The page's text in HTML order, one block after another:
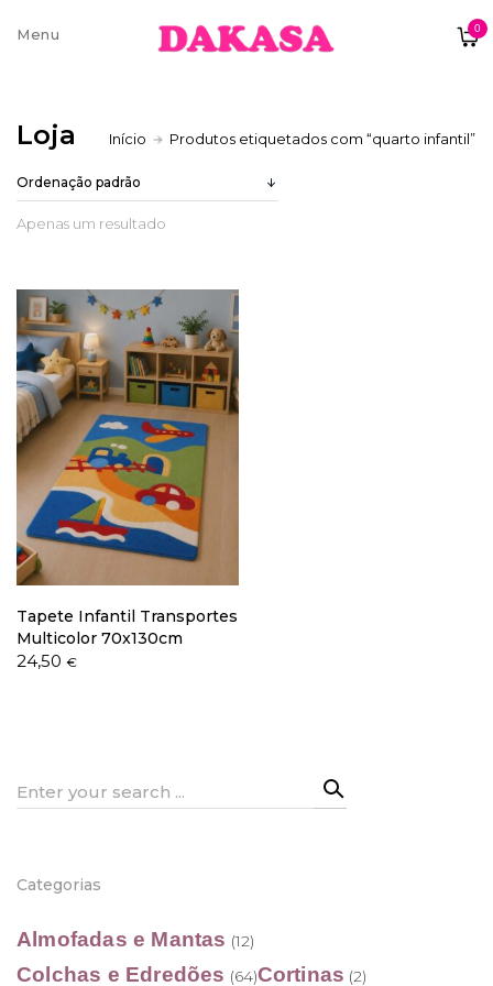
0
Sobre nós
Trocas e Devoluções
Termos e condições
Loja Início Produtos etiquetados com “quarto infantil”
Apenas um resultado
Tapete Infantil Transportes
Multicolor 70x130cm
24,50 €
Search
Categorias
Almofadas e Mantas (12)
Colchas e Edredões (64)Cortinas (2)